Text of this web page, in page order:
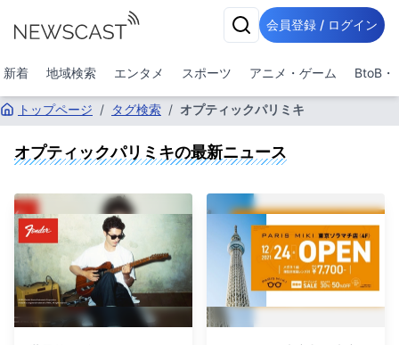
会員登録 / ログイン
新着 地域検索 エンタメ スポーツ アニメ・ゲーム BtoB・
トップページ / タグ検索 / オプティックパリミキ
オプティックパリミキの最新ニュース